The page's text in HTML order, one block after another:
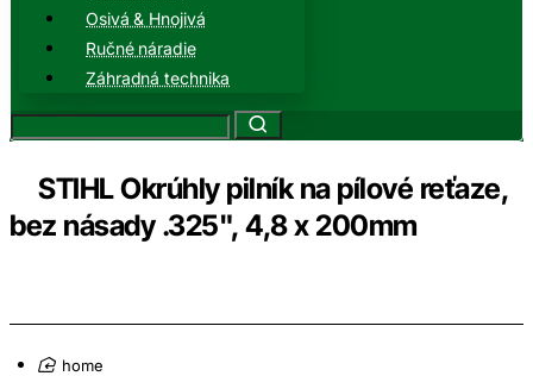
Osivá & Hnojivá
Ručné náradie
Záhradná technika
STIHL Okrúhly pilník na pílové reťaze,
bez násady .325", 4,8 x 200mm
home